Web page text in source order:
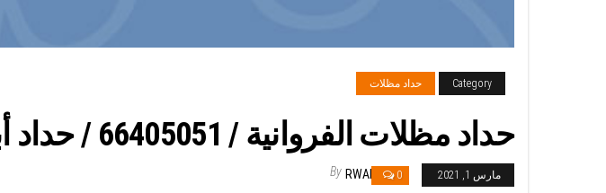
Category حداد مظلات
حداد مظلات الفروانية / 66405051 / حداد أبواب مظلات سيارات شبرات مخازن
مارس 1, 2021 0
By RWAN